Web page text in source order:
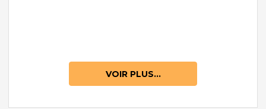
VOIR PLUS...